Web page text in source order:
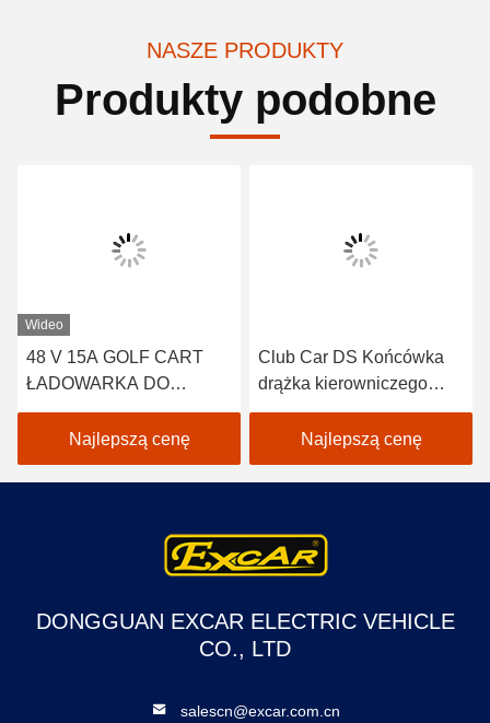
NASZE PRODUKTY
Produkty podobne
Wideo
48 V 15A GOLF CART
ŁADOWARKA DO
SAMOCHODU
KLUBOWEGO EZGO
YAMAHA BUGGY US
BATTERIES TROJAN
Najlepszą cenę
Club Car DS Końcówka
drążka kierowniczego
2004-UP Gwint prawy 2
szt. 102022601 /
102288301
Najlepszą cenę
DONGGUAN EXCAR ELECTRIC VEHICLE
CO., LTD
salescn@excar.com.cn